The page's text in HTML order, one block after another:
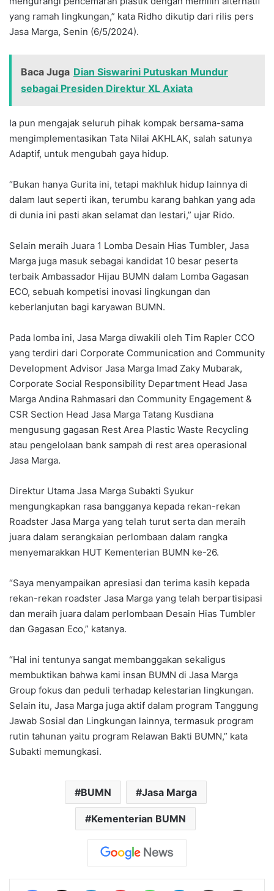
yang ramah lingkungan,” kata Ridho dikutip dari rilis pers
Jasa Marga, Senin (6/5/2024).
Baca Juga Dian Siswarini Putuskan Mundur
sebagai Presiden Direktur XL Axiata
Ia pun mengajak seluruh pihak kompak bersama-sama
mengimplementasikan Tata Nilai AKHLAK, salah satunya
Adaptif, untuk mengubah gaya hidup.
“Bukan hanya Gurita ini, tetapi makhluk hidup lainnya di
dalam laut seperti ikan, terumbu karang bahkan yang ada
di dunia ini pasti akan selamat dan lestari,” ujar Rido.
Selain meraih Juara 1 Lomba Desain Hias Tumbler, Jasa
Marga juga masuk sebagai kandidat 10 besar peserta
terbaik Ambassador Hijau BUMN dalam Lomba Gagasan
ECO, sebuah kompetisi inovasi lingkungan dan
keberlanjutan bagi karyawan BUMN.
Pada lomba ini, Jasa Marga diwakili oleh Tim Rapler CCO
yang terdiri dari Corporate Communication and Community
Development Advisor Jasa Marga Imad Zaky Mubarak,
Corporate Social Responsibility Department Head Jasa
Marga Andina Rahmasari dan Community Engagement &
CSR Section Head Jasa Marga Tatang Kusdiana
mengusung gagasan Rest Area Plastic Waste Recycling
atau pengelolaan bank sampah di rest area operasional
Jasa Marga.
Direktur Utama Jasa Marga Subakti Syukur
mengungkapkan rasa bangganya kepada rekan-rekan
Roadster Jasa Marga yang telah turut serta dan meraih
juara dalam serangkaian perlombaan dalam rangka
menyemarakkan HUT Kementerian BUMN ke-26.
“Saya menyampaikan apresiasi dan terima kasih kepada
rekan-rekan roadster Jasa Marga yang telah berpartisipasi
dan meraih juara dalam perlombaan Desain Hias Tumbler
dan Gagasan Eco,” katanya.
“Hal ini tentunya sangat membanggakan sekaligus
membuktikan bahwa kami insan BUMN di Jasa Marga
Group fokus dan peduli terhadap kelestarian lingkungan.
Selain itu, Jasa Marga juga aktif dalam program Tanggung
Jawab Sosial dan Lingkungan lainnya, termasuk program
rutin tahunan yaitu program Relawan Bakti BUMN,” kata
Subakti memungkasi.
BUMN Jasa Marga
Kementerian BUMN